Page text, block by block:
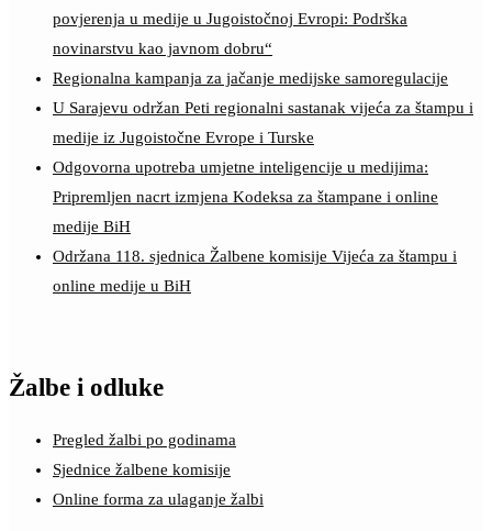
povjerenja u medije u Jugoistočnoj Evropi: Podrška
novinarstvu kao javnom dobru“
Regionalna kampanja za jačanje medijske samoregulacije
U Sarajevu održan Peti regionalni sastanak vijeća za štampu i
medije iz Jugoistočne Evrope i Turske
Odgovorna upotreba umjetne inteligencije u medijima:
Pripremljen nacrt izmjena Kodeksa za štampane i online
medije BiH
Održana 118. sjednica Žalbene komisije Vijeća za štampu i
online medije u BiH
Žalbe i odluke
Pregled žalbi po godinama
Sjednice žalbene komisije
Online forma za ulaganje žalbi